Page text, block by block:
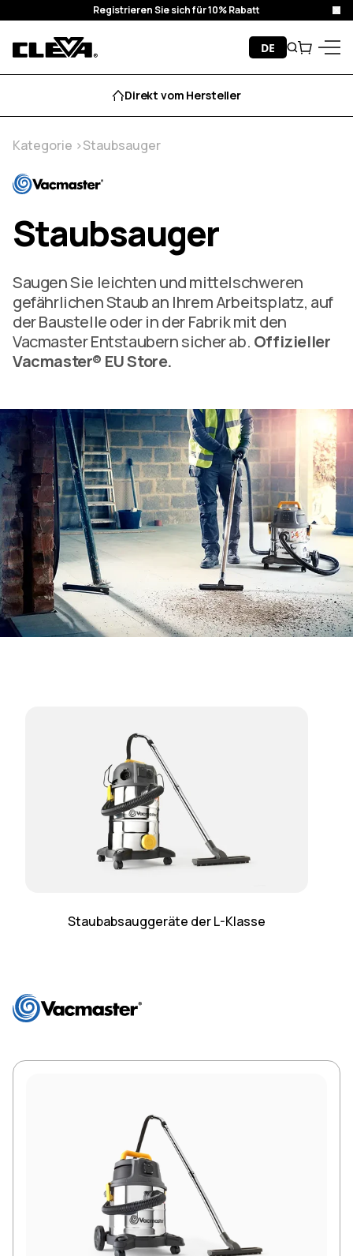
Zum Inhalt springen
Registrieren Sie sich für 10% Rabatt
DE
Suche
Direkt vom Hersteller
Kategorie Staubsauger
Staubsauger
Saugen Sie leichten und mittelschweren
gefährlichen Staub an Ihrem Arbeitsplatz, auf
der Baustelle oder in der Fabrik mit den
Vacmaster Entstaubern sicher ab. Offizieller
Vacmaster® EU Store.
Staubabsauggeräte der L-Klasse